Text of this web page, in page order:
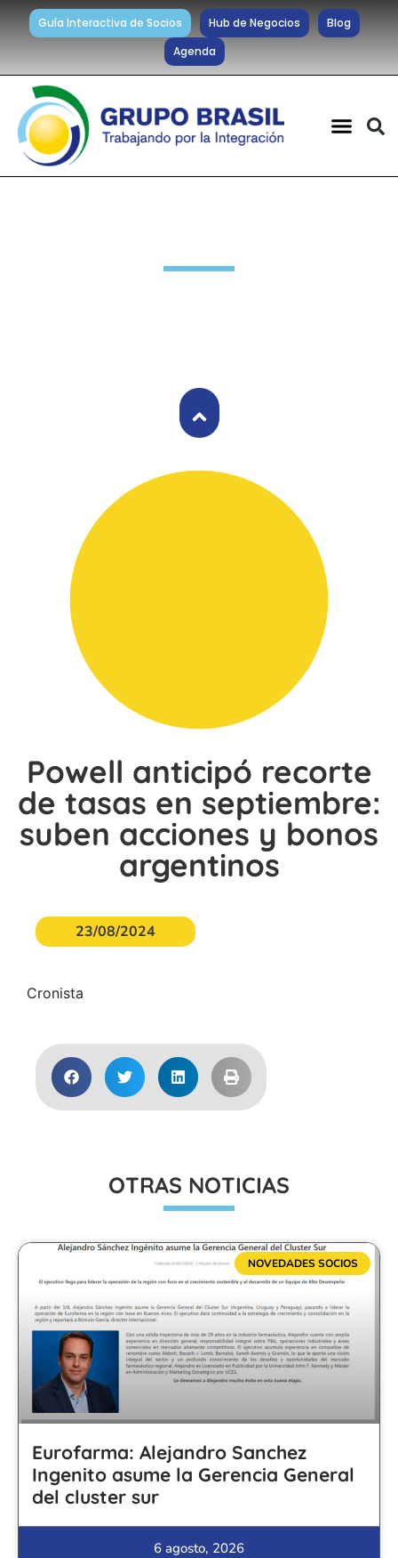
Guía Interactiva de Socios Hub de Negocios
Blog
Agenda
Powell anticipó recorte
de tasas en septiembre:
suben acciones y bonos
argentinos
23/08/2024
Cronista
OTRAS NOTICIAS
NOVEDADES SOCIOS
Eurofarma: Alejandro Sanchez
Ingenito asume la Gerencia General
del cluster sur
6 agosto, 2026